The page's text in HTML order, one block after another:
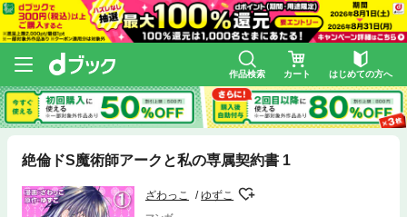
作品検索 カート はじめての方へ
絶倫ドS魔術師アークと私の専属契約書 1
ざわっこ ゆずこ